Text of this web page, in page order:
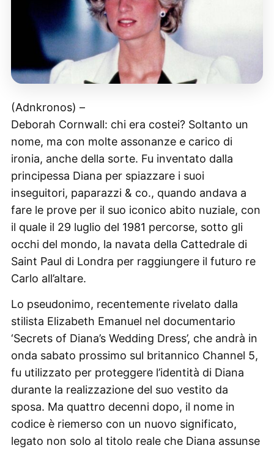
(Adnkronos) –
Deborah Cornwall: chi era costei? Soltanto un
nome, ma con molte assonanze e carico di
ironia, anche della sorte. Fu inventato dalla
principessa Diana per spiazzare i suoi
inseguitori, paparazzi & co., quando andava a
fare le prove per il suo iconico abito nuziale, con
il quale il 29 luglio del 1981 percorse, sotto gli
occhi del mondo, la navata della Cattedrale di
Saint Paul di Londra per raggiungere il futuro re
Carlo all’altare.
Lo pseudonimo, recentemente rivelato dalla
stilista Elizabeth Emanuel nel documentario
‘Secrets of Diana’s Wedding Dress’, che andrà in
onda sabato prossimo sul britannico Channel 5,
fu utilizzato per proteggere l’identità di Diana
durante la realizzazione del suo vestito da
sposa. Ma quattro decenni dopo, il nome in
codice è riemerso con un nuovo significato,
legato non solo al titolo reale che Diana assunse